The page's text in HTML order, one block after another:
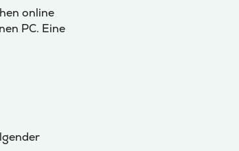
online
PC. Eine